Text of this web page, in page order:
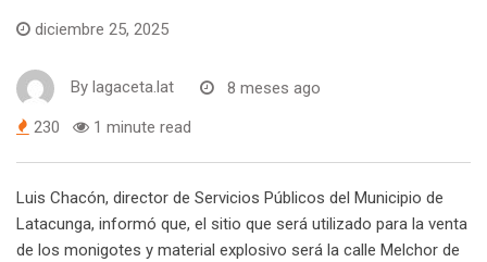
diciembre 25, 2025
By lagaceta.lat 8 meses ago
230 1 minute read
Luis Chacón, director de Servicios Públicos del Municipio de
Latacunga, informó que, el sitio que será utilizado para la venta
de los monigotes y material explosivo será la calle Melchor de